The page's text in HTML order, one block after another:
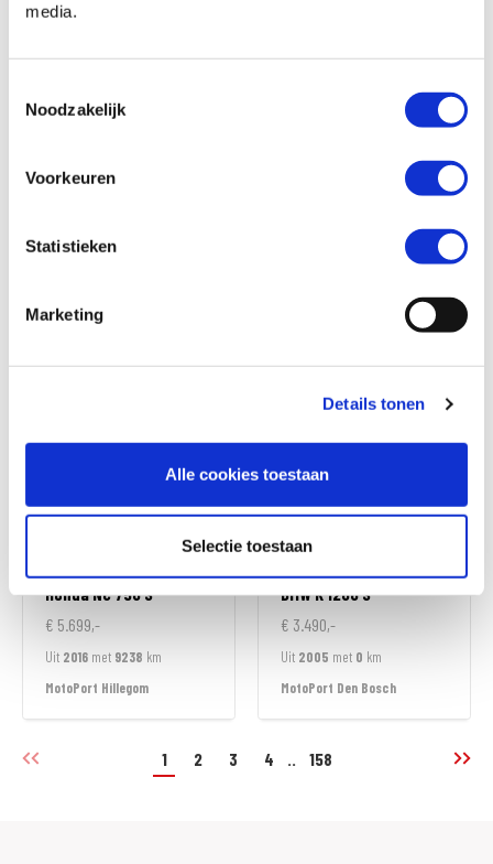
media.
Noodzakelijk
Voorkeuren
Statistieken
Marketing
Details tonen
Alle cookies toestaan
Selectie toestaan
Uit2020
MotoPort Hillegom
MotoPort Hillegom
HondaNC 750 S
€ 5.699,-
Uit 2016 met 9238 km
MotoPort Hillegom
BMWK 1200 S
€ 3.490,-
Uit 2005 met 0 km
MotoPort Den Bosch
1 2 3 4 .. 158